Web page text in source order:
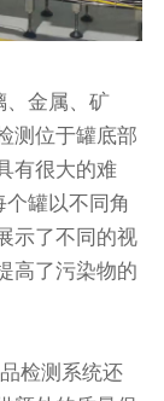
、金属、矿
测位于罐底部
有很大的难
罐以不同角
示了不同的视
高了污染物的
检测系统还